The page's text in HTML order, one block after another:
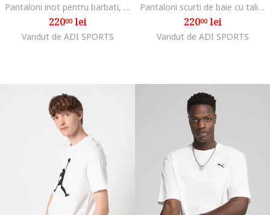
Pantaloni inot pentru barbati, Poliester, Bleumarin, Bleumarin
22000lei
Vandut de ADI SPORTS
Pantaloni scurti de baie cu talie elastica 5'' Volley
22000lei
Vandut de ADI SPORTS